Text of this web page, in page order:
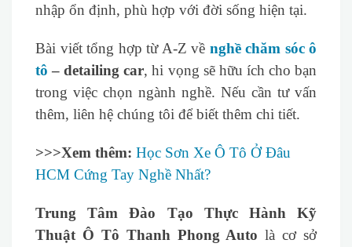
nhập ổn định, phù hợp với đời sống hiện tại.
Bài viết tổng hợp từ A-Z về nghề chăm sóc ô
tô – detailing car, hi vọng sẽ hữu ích cho bạn
trong việc chọn ngành nghề. Nếu cần tư vấn
thêm, liên hệ chúng tôi để biết thêm chi tiết.
>>>Xem thêm: Học Sơn Xe Ô Tô Ở Đâu
HCM Cứng Tay Nghề Nhất?
Trung Tâm Đào Tạo Thực Hành Kỹ
Thuật Ô Tô Thanh Phong Auto là cơ sở